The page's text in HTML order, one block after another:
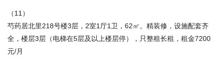
（11）
芍药居北里218号楼3层，2室1厅1卫，62㎡。精装修，设施配套齐
全，楼层3层（电梯在5层及以上楼层停），只整租长租，租金7200
元/月